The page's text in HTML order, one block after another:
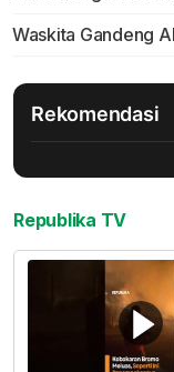
Waskita Gandeng
Rekomendasi
Republika TV